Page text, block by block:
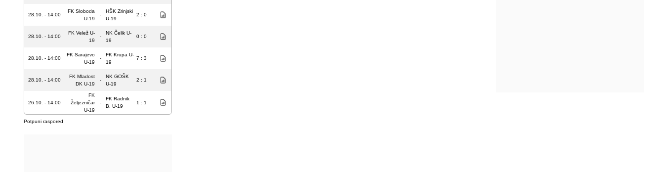
28.10. - 14:00
FK Sloboda
U-19
-
HŠK Zrinjski
U-19
2 : 0
28.10. - 14:00
FK Velež U-
19
-
NK Čelik U-
19
0 : 0
28.10. - 14:00
FK Sarajevo
U-19
-
FK Krupa U-
19
7 : 3
28.10. - 14:00
FK Mladost
DK U-19
-
NK GOŠK
U-19
2 : 1
26.10. - 14:00
FK
Željezničar
U-19
-
FK Radnik
B. U-19
1 : 1
Potpuni raspored